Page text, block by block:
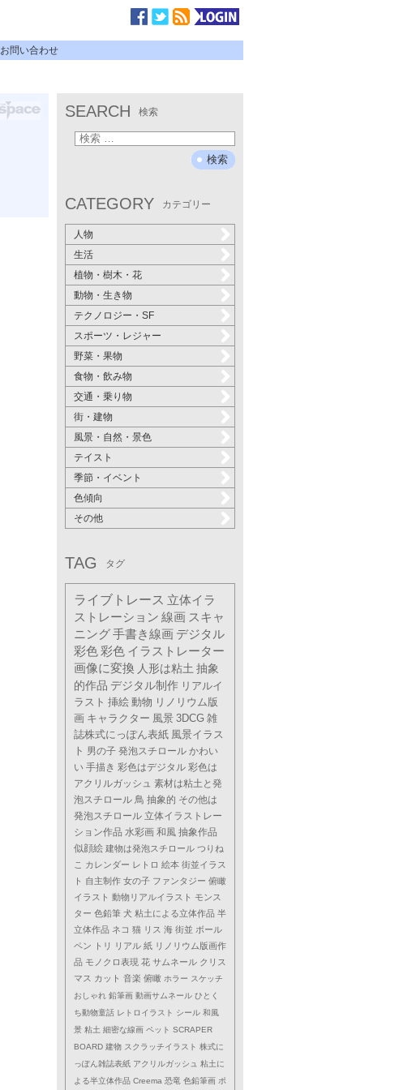
お問い合わせ
SEARCH 検索
CATEGORY カテゴリー
人物
生活
植物・樹木・花
動物・生き物
テクノロジー・SF
スポーツ・レジャー
野菜・果物
食物・飲み物
交通・乗り物
街・建物
風景・自然・景色
テイスト
季節・イベント
色傾向
その他
TAG タグ
ライブトレース 立体イラ
ストレーション 線画 スキャ
ニング手書き線画 デジタル
彩色彩色 イラストレーター
画像に変換 人形は粘土 抽象
的作品 デジタル制作 リアルイ
ラスト 挿絵 動物 リノリウム版
画 キャラクター 風景 3DCG 雑
誌株式にっぽん表紙 風景イラス
ト 男の子 発泡スチロール かわい
い 手描き 彩色はデジタル 彩色は
アクリルガッシュ 素材は粘土と発
泡スチロール 鳥 抽象的 その他は
発泡スチロール 立体イラストレー
ション作品 水彩画 和風 抽象作品
似顔絵 建物は発泡スチロール つりね
こ カレンダー レトロ 絵本 街並イラス
ト 自主制作 女の子 ファンタジー 俯瞰
イラスト 動物リアルイラスト モンス
ター 色鉛筆 犬 粘土による立体作品 半
立体作品 ネコ 猫 リス 海 街並 ボール
ペン
トリ リアル 紙 リノリウム版画作
品 モノクロ表現 花 サムネール クリス
マス カット 音楽 俯瞰 ホラー スケッチ
おしゃれ 鉛筆画 動画サムネール ひとく
ち動物童話 レトロイラスト シール 和風
景 粘土 細密な線画 ペット SCRAPER
BOARD 建物 スクラッチイラスト 株式に
っぽん雑誌表紙 アクリルガッシュ 粘土に
よる半立体作品 Creema 恐竜 色鉛筆画 ポ